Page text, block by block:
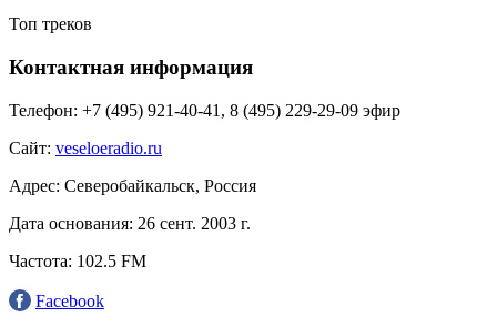
Топ треков
Контактная информация
Телефон: +7 (495) 921‑40-41, 8 (495) 229-29-09 эфир
Сайт: veseloeradio.ru
Адрес: Северобайкальск, Россия
Дата основания: 26 сент. 2003 г.
Частота: 102.5 FM
Facebook